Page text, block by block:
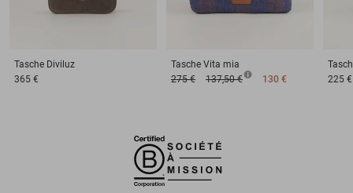
Tasche Diviluz
365 €
Tasche Vita mia
275 €
137,50 € 130 €
225 €